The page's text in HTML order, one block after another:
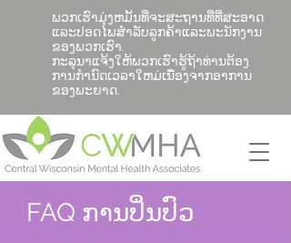
ພວກເຮົາມຸ່ງຫມັ້ນທີ່ຈະສະຖານທີ່ທີ່ສະອາດ
ແລະປອດໄພສໍາລັບລູກຄ້າແລະພະນັກງານ
ຂອງພວກເຮົາ.
ກະລຸນາແຈ້ງໃຫ້ພວກເຮົາຮູ້ຖ້າທ່ານຕ້ອງ
ການກໍານົດເວລາໃຫມ່ເນື່ອງຈາກອາການ
ຂອງພະຍາດ.
FAQ ການປິ່ນປົວ